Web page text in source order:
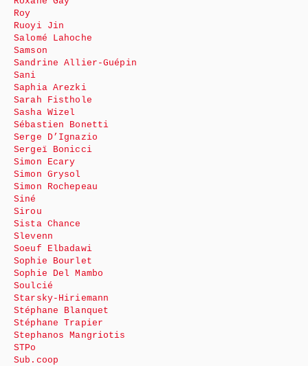
Roy
Ruoyi Jin
Salomé Lahoche
Samson
Sandrine Allier-Guépin
Sani
Saphia Arezki
Sarah Fisthole
Sasha Wizel
Sébastien Bonetti
Serge D’Ignazio
Sergeï Bonicci
Simon Ecary
Simon Grysol
Simon Rochepeau
Siné
Sirou
Sista Chance
Slevenn
Soeuf Elbadawi
Sophie Bourlet
Sophie Del Mambo
Soulcié
Starsky-Hiriemann
Stéphane Blanquet
Stéphane Trapier
Stephanos Mangriotis
STPo
Sub.coop